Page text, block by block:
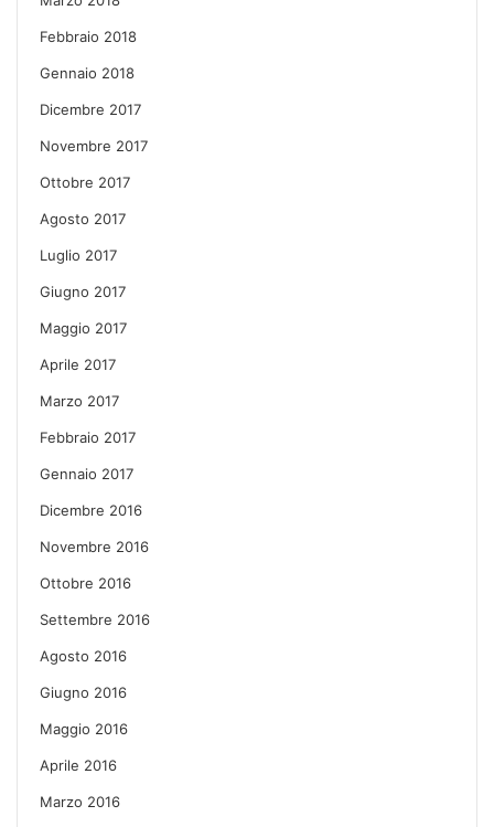
Febbraio 2018
Gennaio 2018
Dicembre 2017
Novembre 2017
Ottobre 2017
Agosto 2017
Luglio 2017
Giugno 2017
Maggio 2017
Aprile 2017
Marzo 2017
Febbraio 2017
Gennaio 2017
Dicembre 2016
Novembre 2016
Ottobre 2016
Settembre 2016
Agosto 2016
Giugno 2016
Maggio 2016
Aprile 2016
Marzo 2016